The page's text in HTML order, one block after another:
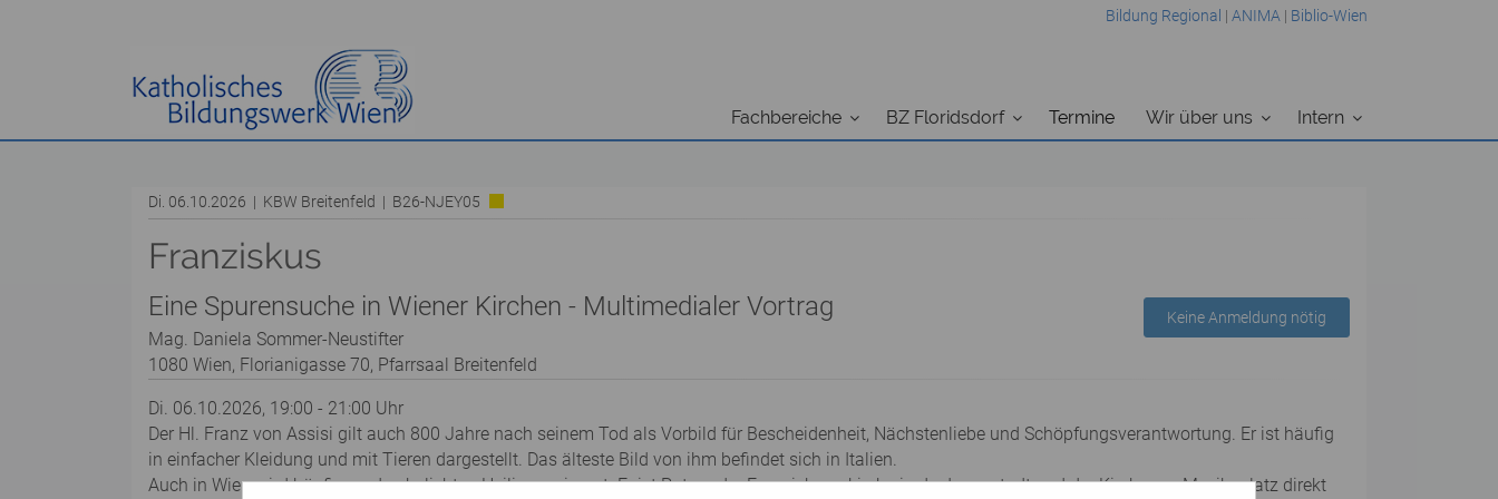
Bildung Regional | ANIMA | Biblio-Wien
Fachbereiche BZ Floridsdorf Termine Wir über uns Intern
Di. 06.10.2026 | KBW Breitenfeld | B26-NJEY05
Franziskus
Eine Spurensuche in Wiener Kirchen - Multimedialer Vortrag
Mag. Daniela Sommer-Neustifter
1080 Wien, Florianigasse 70, Pfarrsaal Breitenfeld
Keine Anmeldung nötig
Di. 06.10.2026, 19:00 - 21:00 Uhr
Der Hl. Franz von Assisi gilt auch 800 Jahre nach seinem Tod als Vorbild für Bescheidenheit, Nächstenliebe und Schöpfungsverantwortung. Er ist häufig
in einfacher Kleidung und mit Tieren dargestellt. Das älteste Bild von ihm befindet sich in Italien.
Auch in Wien wird häufig an den beliebten Heiligen erinnert. Er ist Patron der Franziskanerkirche in der Innenstadt und der Kirche am Mexikoplatz direkt